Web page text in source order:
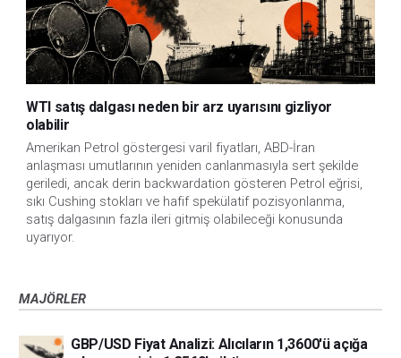
WTI satış dalgası neden bir arz uyarısını gizliyor
olabilir
Amerikan Petrol göstergesi varil fiyatları, ABD-İran
anlaşması umutlarının yeniden canlanmasıyla sert şekilde
geriledi, ancak derin backwardation gösteren Petrol eğrisi,
sıkı Cushing stokları ve hafif spekülatif pozisyonlanma,
satış dalgasının fazla ileri gitmiş olabileceği konusunda
uyarıyor.
MAJÖRLER
GBP/USD Fiyat Analizi: Alıcıların 1,3600'ü açığa